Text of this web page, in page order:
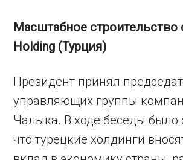
Масштабное строительство
Holding (Турция)
Президент принял
управляющих группы
Чалыка. В ходе беседы было
что турецкие холдинги